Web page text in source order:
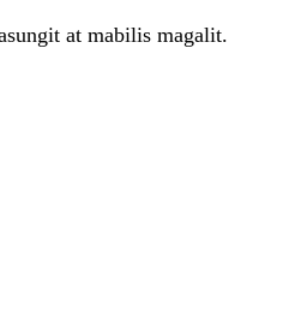
at mabilis magalit.